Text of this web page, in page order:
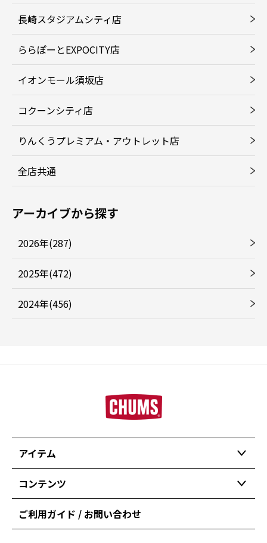
長崎スタジアムシティ店
ららぽーとEXPOCITY店
イオンモール須坂店
コクーンシティ店
りんくうプレミアム・アウトレット店
全店共通
アーカイブから探す
2026年(287)
2025年(472)
2024年(456)
アイテム
コンテンツ
ご利用ガイド / お問い合わせ